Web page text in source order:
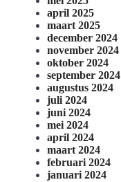
april 2025
maart 2025
december 2024
november 2024
oktober 2024
september 2024
augustus 2024
juli 2024
juni 2024
mei 2024
april 2024
maart 2024
februari 2024
januari 2024